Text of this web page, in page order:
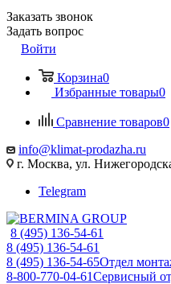
Заказать звонок
Задать вопрос
Войти
Корзина0
Избранные товары0
Сравнение товаров0
info@klimat-prodazha.ru
г. Москва, ул.
Telegram
8 (495) 136-54-61
8 (495) 136-54-61
8 (495) 136-54-65Отдел
8-800-770-04-61Сервисный